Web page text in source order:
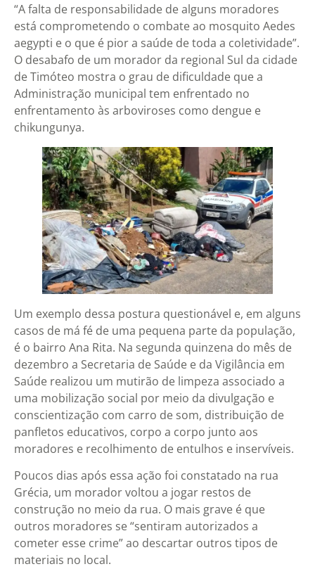
“A falta de responsabilidade de alguns moradores
está comprometendo o combate ao mosquito Aedes
aegypti e o que é pior a saúde de toda a coletividade”.
O desabafo de um morador da regional Sul da cidade
de Timóteo mostra o grau de dificuldade que a
Administração municipal tem enfrentado no
enfrentamento às arboviroses como dengue e
chikungunya.
Um exemplo dessa postura questionável e, em alguns
casos de má fé de uma pequena parte da população,
é o bairro Ana Rita. Na segunda quinzena do mês de
dezembro a Secretaria de Saúde e da Vigilância em
Saúde realizou um mutirão de limpeza associado a
uma mobilização social por meio da divulgação e
conscientização com carro de som, distribuição de
panfletos educativos, corpo a corpo junto aos
moradores e recolhimento de entulhos e inservíveis.
Poucos dias após essa ação foi constatado na rua
Grécia, um morador voltou a jogar restos de
construção no meio da rua. O mais grave é que
outros moradores se “sentiram autorizados a
cometer esse crime” ao descartar outros tipos de
materiais no local.